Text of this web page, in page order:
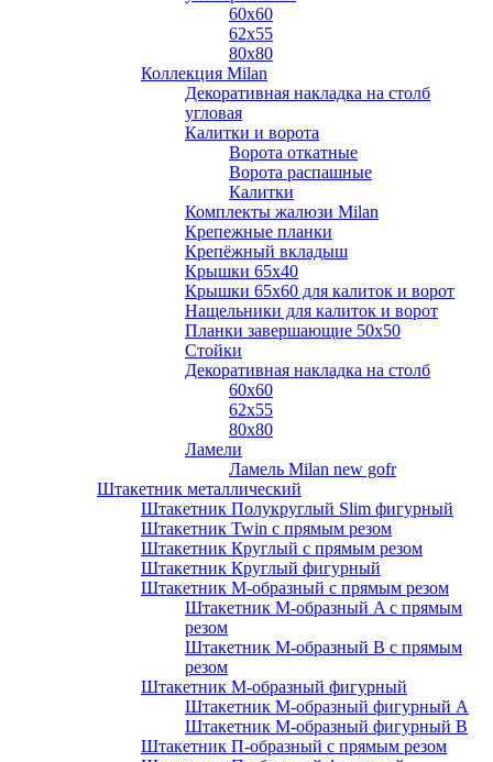
60х60
62х55
80х80
Коллекция Milan
Декоративная накладка на столб
угловая
Калитки и ворота
Ворота откатные
Ворота распашные
Калитки
Комплекты жалюзи Milan
Крепежные планки
Крепёжный вкладыш
Крышки 65х40
Крышки 65х60 для калиток и ворот
Нащельники для калиток и ворот
Планки завершающие 50х50
Стойки
Декоративная накладка на столб
60х60
62х55
80х80
Ламели
Ламель Milan new gofr
Штакетник металлический
Штакетник Полукруглый Slim фигурный
Штакетник Twin с прямым резом
Штакетник Круглый с прямым резом
Штакетник Круглый фигурный
Штакетник М-образный с прямым резом
Штакетник М-образный A с прямым
резом
Штакетник М-образный B с прямым
резом
Штакетник М-образный фигурный
Штакетник М-образный фигурный A
Штакетник М-образный фигурный B
Штакетник П-образный с прямым резом